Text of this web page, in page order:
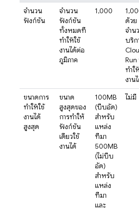
จำนวน
ฟังก์ชัน
จำนวน
ฟังก์ชัน
ทั้งหมดที่
ทำให้ใช้
งานได้ต่อ
ภูมิภาค
1,000
ด้วย
จำน
บริก
Run
ทำใ
งาน
ขนาดการ
ทำให้ใช้
งานได้
สูงสุด
ขนาด
สูงสุดของ
การทำให้
ฟังก์ชัน
เดียวใช้
งานได้
100MB
(บีบอัด)
สำหรับ
แหล่ง
ที่มา
500MB
(ไม่บีบ
อัด)
สำหรับ
แหล่ง
ที่มา
และ
ไม่มี